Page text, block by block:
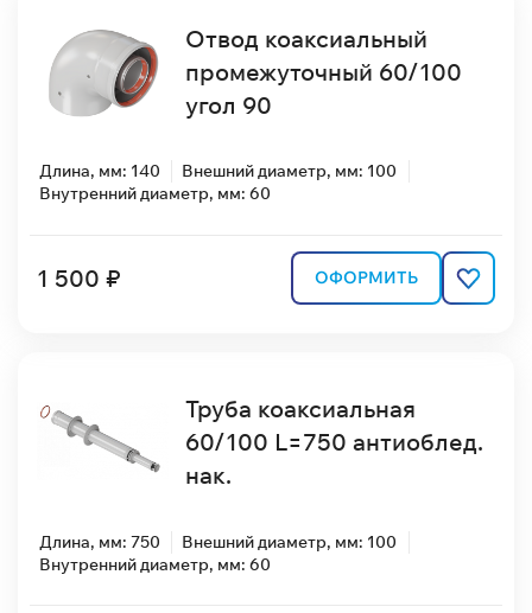
Отвод коаксиальный
промежуточный 60/100
угол 90
Длина, мм: 140
Внешний диаметр, мм: 100
Внутренний диаметр, мм: 60
1 500 ₽ ОФОРМИТЬ
Труба коаксиальная
60/100 L=750 антиоблед.
нак.
Длина, мм: 750
Внешний диаметр, мм: 100
Внутренний диаметр, мм: 60